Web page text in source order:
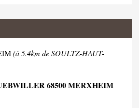
(à 5.4km de SOULTZ-HAUT-
68500 MERXHEIM